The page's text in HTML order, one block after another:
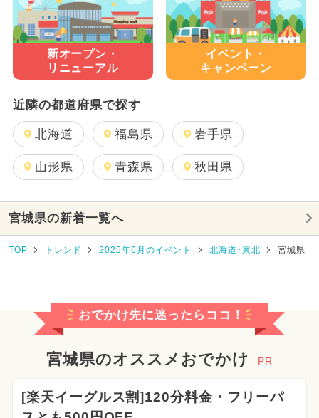
新オープン・
リニューアル
イベント・
キャンペーン
近隣の都道府県で探す
北海道 福島県 岩手県
山形県 青森県 秋田県
宮城県の新着一覧へ
TOP トレンド 2025年6月のイベント 北海道･東北 宮城県
おでかけ先に迷ったらココ！
宮城県のオススメおでかけ PR
[楽天イーグルス割]120分料金・フリーパ